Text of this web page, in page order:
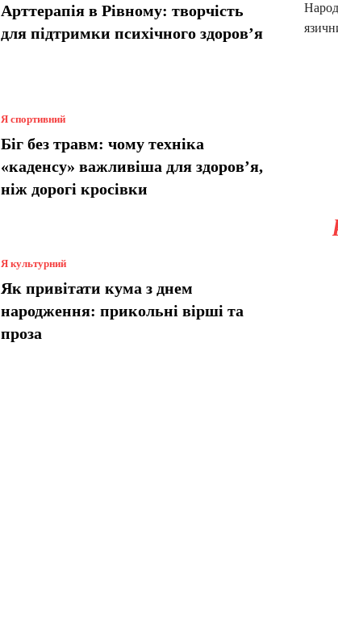
Арттерапія в Рівному: творчість
для підтримки психічного здоров’я
Я спортивний
Біг без травм: чому техніка
«каденсу» важливіша для здоров’я,
ніж дорогі кросівки
Я культурний
Як привітати кума з днем
народження: прикольні вірші та
проза